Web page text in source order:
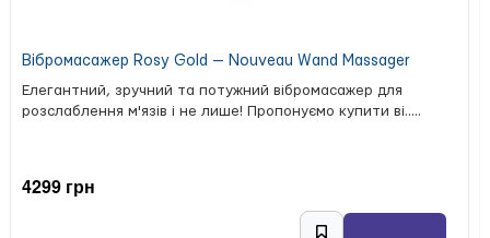
Вібромасажер Rosy Gold — Nouveau Wand Massager
Елегантний, зручний та потужний вібромасажер для
розслаблення м'язів і не лише! Пропонуємо купити ві.....
4299 грн